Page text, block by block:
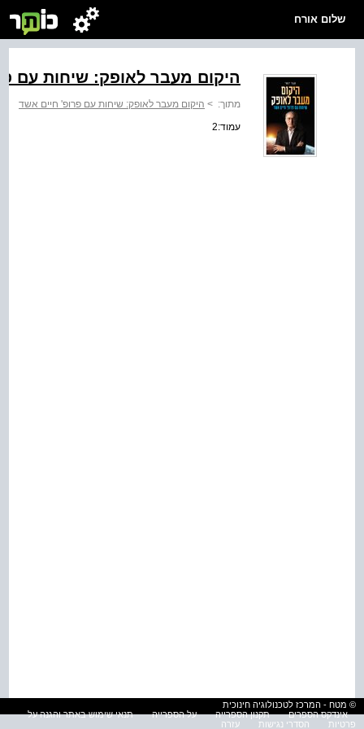
שלום אורח
היקום מעבר לאופק: שיחות עם
מתוך: > היקום מעבר לאופק: שיחות עם פרופ' חיים אשד
עמוד:2
© מטח - המרכז לטכנולוגיה חינוכית
אינדקס הספרים
תקנון הספרייה על הספרייה
תנאי שימוש באתר והגנה על
פרטיות
הסדרי נגישות עזרה